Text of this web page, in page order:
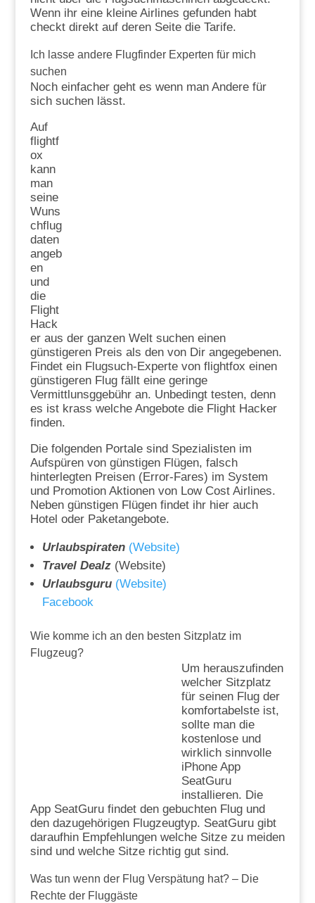
Wenn ihr eine kleine Airlines gefunden habt
checkt direkt auf deren Seite die Tarife.
Ich lasse andere Flugfinder Experten für mich
suchen
Noch einfacher geht es wenn man Andere für
sich suchen lässt.
Auf
flightf
ox
kann
man
seine
Wuns
chflug
daten
angeb
en
und
die
Flight
Hack
er aus der ganzen Welt suchen einen
günstigeren Preis als den von Dir angegebenen.
Findet ein Flugsuch-Experte von flightfox einen
günstigeren Flug fällt eine geringe
Vermittlunsggebühr an. Unbedingt testen, denn
es ist krass welche Angebote die Flight Hacker
finden.
Die folgenden Portale sind Spezialisten im
Aufspüren von günstigen Flügen, falsch
hinterlegten Preisen (Error-Fares) im System
und Promotion Aktionen von Low Cost Airlines.
Neben günstigen Flügen findet ihr hier auch
Hotel oder Paketangebote.
Urlaubspiraten (Website)
Travel Dealz (Website)
Urlaubsguru (Website)
Facebook
Wie komme ich an den besten Sitzplatz im
Flugzeug?
Um herauszufinden
welcher Sitzplatz
für seinen Flug der
komfortabelste ist,
sollte man die
kostenlose und
wirklich sinnvolle
iPhone App
SeatGuru
installieren. Die
App SeatGuru findet den gebuchten Flug und
den dazugehörigen Flugzeugtyp. SeatGuru gibt
daraufhin Empfehlungen welche Sitze zu meiden
sind und welche Sitze richtig gut sind.
Was tun wenn der Flug Verspätung hat? – Die
Rechte der Fluggäste